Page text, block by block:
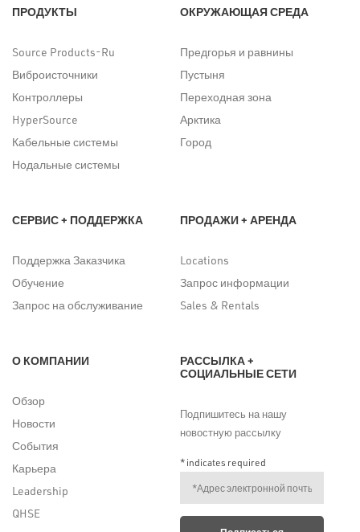
ПРОДУКТЫ
Source Products-Ru
Виброисточники
Контроллеры
HyperSource
Кабельные системы
Нодальные системы
ОКРУЖАЮЩАЯ СРЕДА
Предгорья и равнины
Пустыня
Переходная зона
Арктика
Город
СЕРВИС + ПОДДЕРЖКА
Поддержка Заказчика
Обучение
Запрос на обслуживание
ПРОДАЖИ + АРЕНДА
Locations
Запрос информации
Sales & Rentals
О КОМПАНИИ
Обзор
Новости
События
Карьера
Leadership
QHSE
РАССЫЛКА +
СОЦИАЛЬНЫЕ СЕТИ
Подпишитесь на нашу
новостную рассылку
*indicates required